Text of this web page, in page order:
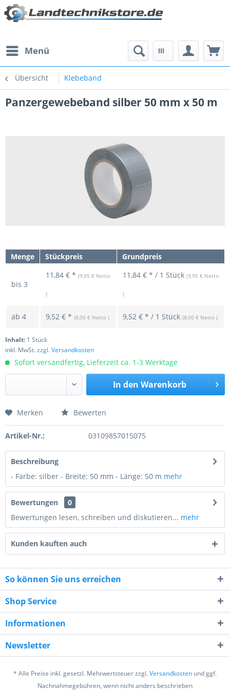
Menü
Übersicht Klebeband
Panzergewebeband silber 50 mm x 50 m
Menge Stückpreis Grundpreis
bis 3
11,84 € * (9,95 € Netto
)
11,84 € * / 1 Stück (9,95 € Netto
)
ab 4 9,52 € * (8,00 € Netto ) 9,52 € * / 1 Stück (8,00 € Netto )
Inhalt: 1 Stück
inkl. MwSt.zzgl. Versandkosten
Sofort versandfertig, Lieferzeit ca. 1-3 Werktage
In den Warenkorb
Preis anfragen
9 * 6 = ?
Merken Bewerten
Artikel-Nr.: 03109857015075
Beschreibung
- Farbe: silber - Breite: 50 mm - Länge: 50 m mehr
Bewertungen
0
Bewertungen lesen, schreiben und diskutieren... mehr
Kunden kauften auch
So können Sie uns erreichen
Shop Service
Informationen
Newsletter
* Alle Preise inkl. gesetzl. Mehrwertsteuer zzgl.Versandkosten und ggf.
Nachnahmegebühren, wenn nicht anders beschrieben